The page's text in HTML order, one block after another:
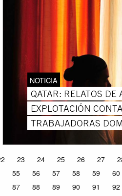
NOTICIA
QATAR: RELATOS DE
EXPLOTACIÓN
TRABAJADORAS
23 24 25 26 27
55 56 57 58 59 60
87 88 89 90 91 92